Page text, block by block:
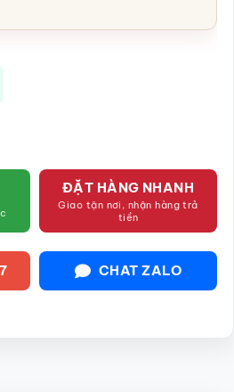
ĐẶT HÀNG NHANH
Giao tận nơi, nhận hàng trả
tiền
CHAT ZALO